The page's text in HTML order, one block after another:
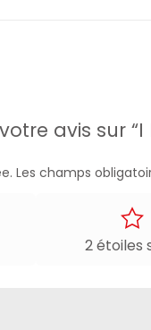
avis sur
Les champs
2 étoiles